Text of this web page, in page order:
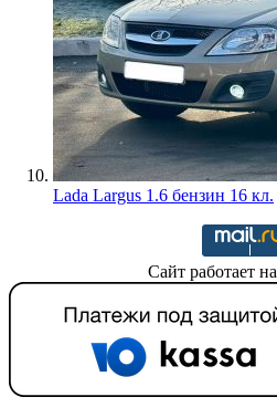
Lada Largus 1.6 бензин 16 кл.
Сайт работает на